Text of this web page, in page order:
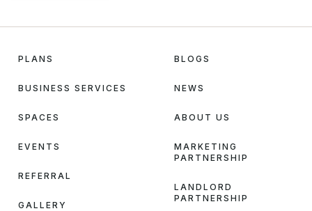
PLANS
BUSINESS SERVICES
SPACES
EVENTS
REFERRAL
GALLERY
BLOGS
NEWS
ABOUT US
MARKETING
PARTNERSHIP
LANDLORD
PARTNERSHIP